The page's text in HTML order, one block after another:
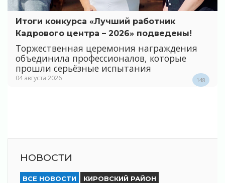
Итоги конкурса «Лучший работник
Кадрового центра – 2026» подведены!
Торжественная церемония награждения
объединила профессионалов, которые
прошли серьёзные испытания
04 августа 2026 148
НОВОСТИ
ВСЕ НОВОСТИ КИРОВСКИЙ РАЙОН